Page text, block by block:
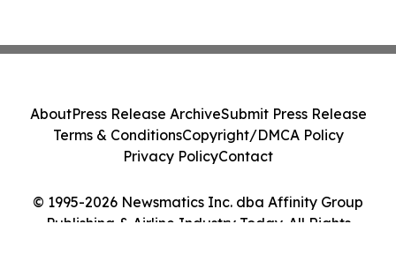
© 1995-2026 Newsmatics Inc. dba Affinity Group
Publishing & Airline Industry Today. All Rights
AboutPress Release ArchiveSubmit Press Release
Terms & ConditionsCopyright/DMCA Policy
Privacy PolicyContact